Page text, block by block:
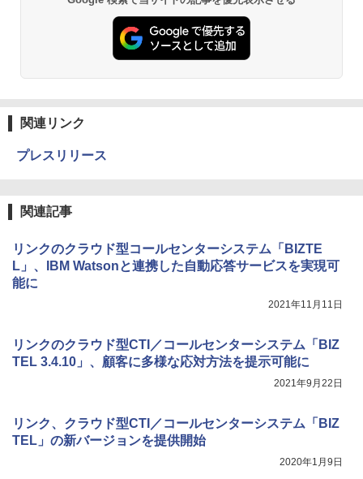
関連リンク
プレスリリース
関連記事
リンクのクラウド型コールセンターシステム「BIZTE
L」、IBM Watsonと連携した自動応答サービスを実現可
能に
2021年11月11日
リンクのクラウド型CTI／コールセンターシステム「BIZ
TEL 3.4.10」、顧客に多様な応対方法を提示可能に
2021年9月22日
リンク、クラウド型CTI／コールセンターシステム「BIZ
TEL」の新バージョンを提供開始
2020年1月9日